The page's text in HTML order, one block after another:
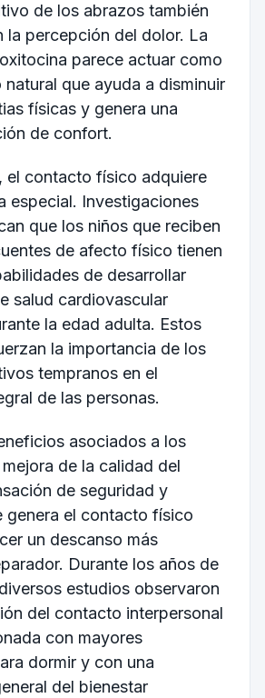
de los abrazos también
la percepción del dolor. La
parece actuar como
natural que ayuda a disminuir
físicas y genera una
de confort.
el contacto físico adquiere
especial. Investigaciones
que los niños que reciben
de afecto físico tienen
de desarrollar
salud cardiovascular
la edad adulta. Estos
la importancia de los
tempranos en el
de las personas.
asociados a los
de la calidad del
de seguridad y
genera el contacto físico
un descanso más
Durante los años de
estudios observaron
del contacto interpersonal
con mayores
dormir y con una
del bienestar